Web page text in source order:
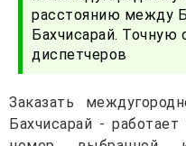
расстоянию между
Бахчисарай. Точную
диспетчеров
Заказать
Бахчисарай -